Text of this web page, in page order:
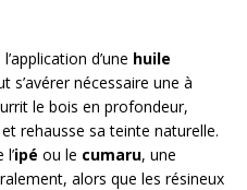
d’une huile
s’avérer nécessaire une à
le bois en profondeur,
rehausse sa teinte naturelle.
ipé ou le cumaru, une
alors que les résineux